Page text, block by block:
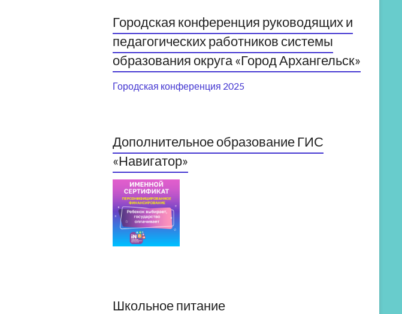
Городская конференция руководящих и
педагогических работников системы
образования округа «Город Архангельск»
Городская конференция 2025
Дополнительное образование ГИС
«Навигатор»
Школьное питание